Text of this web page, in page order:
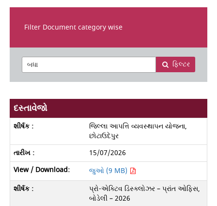
Filter Document category wise
ફિલ્ટર
દસ્તાવેજો
જિલ્લા આપત્તિ વ્યવસ્થાપન યોજના,
છોટાઉદેપુર
15/07/2026
જુઓ (9 MB)
પ્રો-એક્ટિવ ડિસ્ક્લોઝર – પ્રાંત ઓફિસ,
બોડેલી – 2026